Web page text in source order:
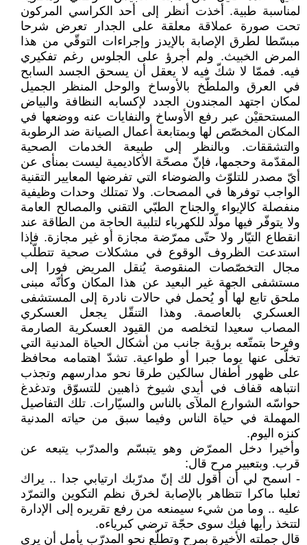
لمناسبة طبية. أخذت أنظر إلى أحد الكراسي المركون
تحت صورة عملاقة معلقة على الجدار تعرض شرحا
مبسّطا لطرق الإصابة بالإيدز وإجراءات التوقّي من هذا
المرض الخبيث. ولم أجرؤ على الجلوس رغم تفكيري
فيه. فممّا لا شكّ فيه لا يعقل أن يسحق الجسد السابح
في العرق والملطّخ بالأوساخ والوحل المنظر الجميل
لمكان اجتهد المجندون الجدد لإكسابه النظافة والبياض
المستحقيْن عبر رفع الأوساخ والنفايات عنه ووضعها في
المكان المخصّص لها وبمتابعة أعمال الصيانة ضد الرطوبة
والتشققات. وبالنظر إلى طبيعة الخدمات الصحية
المقدّمة وحجمها، فإنّ مصحّة الأكاديمية ليست بمنأى عن
أيّ مصدر للتلوّث والضوضاء التي تفرضها المعايير التقنية
الواجب توفرها في المصحات. ولا تمتلك وحدات وظيفية
منفصلة كالإيواء والجناح الطبّي التقني والمصالح العامة
ولا يتوفّر فيها مولّد للكهرباء لتلبية الحاجة من الطاقة عند
انقطاع التيّار ولا حتّى ممرّضة مجازة أو غير مجازة. فإذا
استدعت الظروف الوقوع في مشكلات صحية تتطلّب
مجال التخصّصات المنقوصة يُنقل المريض فورا إلى
مستشفى الجهة غير البعيد عن هذا المكان وكأنّه مبنى
ملحق تابع لها أو يُحمل في حالات نادرة إلى المستشفى
العسكري بالعاصمة. وهذا التنقّل يجعل العسكري
المصاب سعيدا لتخلصه من القيود العسكرية الصارمة
وفرحا بتمتّعه برؤية جانب من أشكال الحياة المدنية التي
تخلّى عنها يوما جبرا أو طواعية. تشدّ اهتمامه محافظ
على ظهور أطفال سالكين طرقا نحو مدارسهم وتجذب
انتباهه قفاف في أيدي شيوخ ذاهبين للتسوّق وتدغدغ
حواسّه الشوارع الملآى بالناس والسيّارات. تلك التفاصيل
المهملة في حياة الناس وفيما سبق من حياته المدنية
كنزه اليوم.
وأخيرا دخل الممرّض وهو يتبسّم والمدرّب يتبعه عن
قرب. وبتعبير مرح قال:
- اسمح لي أن أقول لك إنّ مدرّبك ارتيابي جدا .. يراك
ثعلبا ماكرا تتظاهر بالإصابة لخرق نظم التكوين والتمرّد
عليه .. وما من شيء سيمنعه من رفع تقريره إلى الإدارة
لتتخذ رأيها فيك سوى حجّة ترضي كبرياءه.
قال جملته الأخيرة بمرح وتطلّع نحو المدرّب يأمل أن يرى